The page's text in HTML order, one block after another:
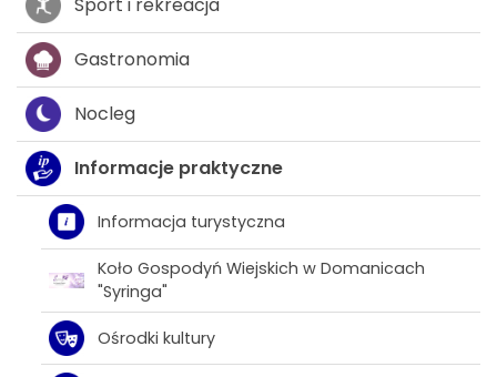
Sport i rekreacja
Gastronomia
Nocleg
Informacje praktyczne
Informacja turystyczna
Koło Gospodyń Wiejskich w Domanicach
"Syringa"
Ośrodki kultury